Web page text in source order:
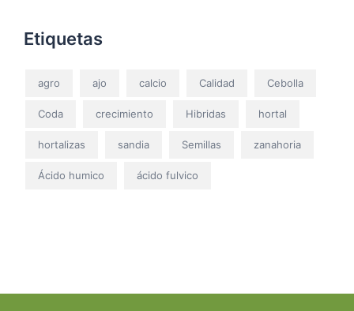
Etiquetas
agro ajo calcio Calidad Cebolla
Coda crecimiento Hibridas hortal
hortalizas sandia Semillas zanahoria
Ácido humico ácido fulvico